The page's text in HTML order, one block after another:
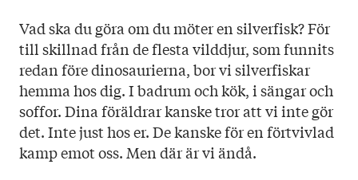
Vad ska du göra om du möter en silverfisk? För
till skillnad från de flesta vilddjur, som funnits
redan före dinosaurierna, bor vi silverfiskar
hemma hos dig. I badrum och kök, i sängar och
soffor. Dina föräldrar kanske tror att vi inte gör
det. Inte just hos er. De kanske för en förtvivlad
kamp emot oss. Men där är vi ändå.